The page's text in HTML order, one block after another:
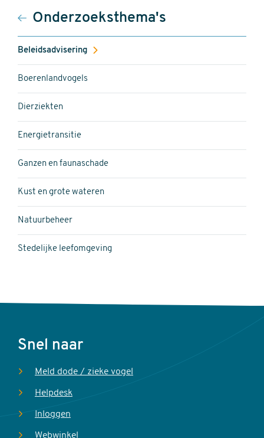
Hoofdnavigatie
Onderzoeksthema's
Beleidsadvisering
Boerenlandvogels
Dierziekten
Energietransitie
Ganzen en faunaschade
Kust en grote wateren
Natuurbeheer
Stedelijke leefomgeving
Voet
Snel naar
Meld dode / zieke vogel
Helpdesk
Inloggen
Webwinkel